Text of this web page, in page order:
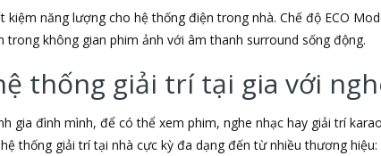
kiệm năng lượng cho hệ thống điện trong nhà. Chế độ ECO
không gian phim ảnh với âm thanh surround sống động.
thống giải trí tại gia với
gia đình mình, để có thể xem phim, nghe nhạc hay giải trí
thống giải trí tại nhà cực kỳ đa dạng đến từ nhiều thương